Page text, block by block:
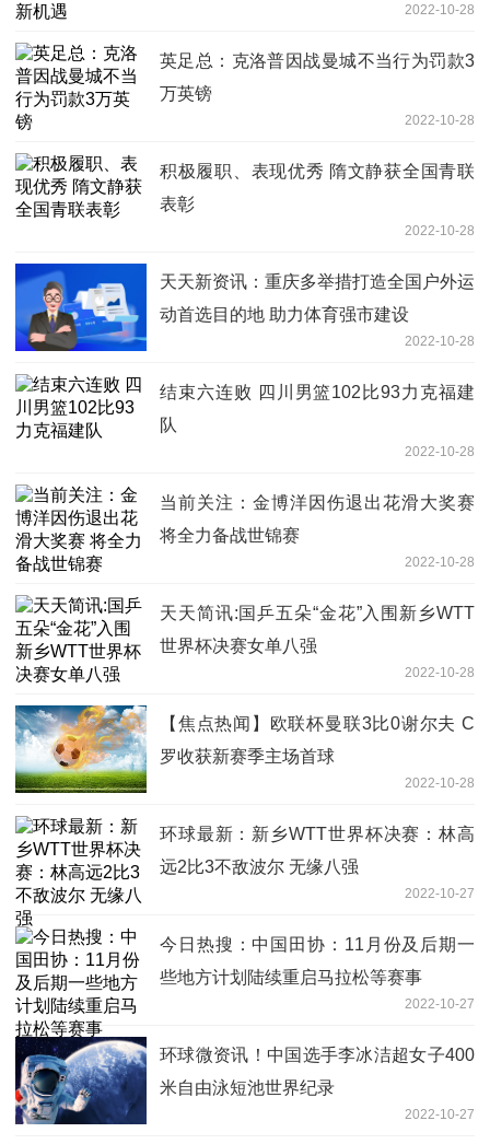
2022-10-28
英足总：克洛普因战曼城不当行为罚款3
万英镑
2022-10-28
积极履职、表现优秀 隋文静获全国青联
表彰
2022-10-28
天天新资讯：重庆多举措打造全国户外运
动首选目的地 助力体育强市建设
2022-10-28
结束六连败 四川男篮102比93力克福建
队
2022-10-28
当前关注：金博洋因伤退出花滑大奖赛
将全力备战世锦赛
2022-10-28
天天简讯:国乒五朵“金花”入围新乡WTT
世界杯决赛女单八强
2022-10-28
【焦点热闻】欧联杯曼联3比0谢尔夫 C
罗收获新赛季主场首球
2022-10-28
环球最新：新乡WTT世界杯决赛：林高
远2比3不敌波尔 无缘八强
2022-10-27
今日热搜：中国田协：11月份及后期一
些地方计划陆续重启马拉松等赛事
2022-10-27
环球微资讯！中国选手李冰洁超女子400
米自由泳短池世界纪录
2022-10-27